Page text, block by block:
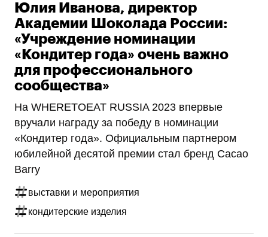
Юлия Иванова, директор
Академии Шоколада России:
«Учреждение номинации
«Кондитер года» очень важно
для профессионального
сообщества»
На WHERETOEAT RUSSIA 2023 впервые
вручали награду за победу в номинации
«Кондитер года». Официальным партнером
юбилейной десятой премии стал бренд Cacao
Barry
выставки и мероприятия
кондитерские изделия